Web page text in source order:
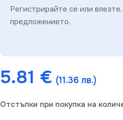
Регистрирайте се или
предложението.
5.81 € (11.36 лв.)
Отстъпки при покупка на